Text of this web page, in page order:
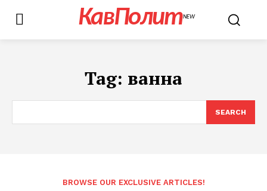
КавПолитNEW
Tag: ванна
SEARCH
BROWSE OUR EXCLUSIVE ARTICLES!